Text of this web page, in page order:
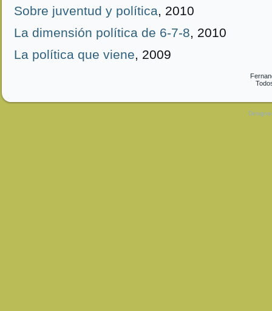
Sobre juventud y política, 2010
La dimensión política de 6-7-8, 2010
La política que viene, 2009